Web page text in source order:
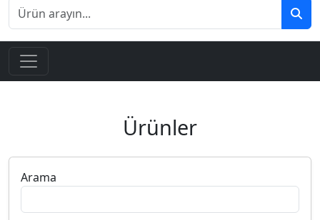
Ürünler
Arama